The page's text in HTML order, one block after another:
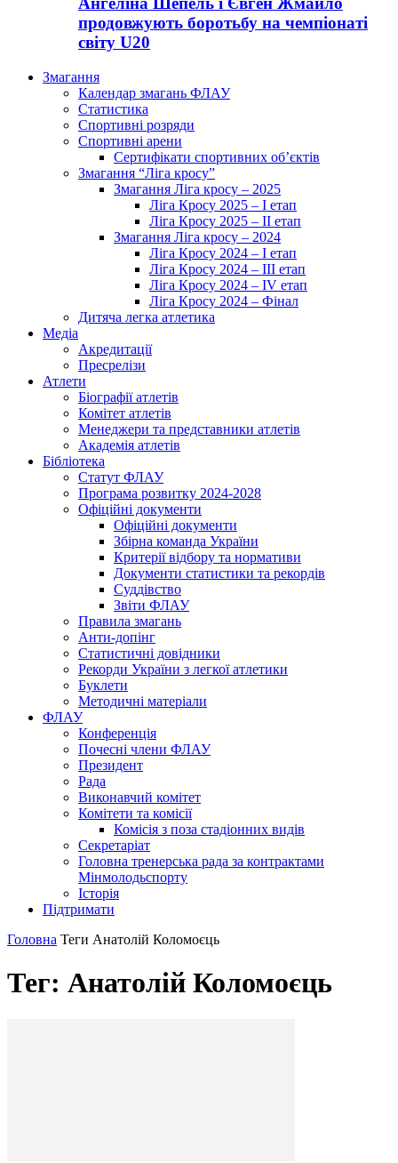
продовжують боротьбу на чемпіонаті
світу U20
Змагання
Календар змагань ФЛАУ
Статистика
Спортивні розряди
Спортивні арени
Сертифікати спортивних об’єктів
Змагання “Ліга кросу”
Змагання Ліга кросу – 2025
Ліга Кросу 2025 – I етап
Ліга Кросу 2025 – II етап
Змагання Ліга кросу – 2024
Ліга Кросу 2024 – I етап
Ліга Кросу 2024 – III етап
Ліга Кросу 2024 – IV етап
Ліга Кросу 2024 – Фінал
Дитяча легка атлетика
Медіа
Акредитації
Пресрелізи
Атлети
Біографії атлетів
Комітет атлетів
Менеджери та представники атлетів
Академія атлетів
Бібліотека
Статут ФЛАУ
Програма розвитку 2024-2028
Офіційні документи
Офіційні документи
Збірна команда України
Критерії відбору та нормативи
Документи статистики та рекордів
Суддівство
Звіти ФЛАУ
Правила змагань
Анти-допінг
Статистичні довідники
Рекорди України з легкої атлетики
Буклети
Методичні матеріали
ФЛАУ
Конференція
Почесні члени ФЛАУ
Президент
Рада
Виконавчий комітет
Комітети та комісії
Комісія з поза стадіонних видів
Секретаріат
Головна тренерська рада за контрактами
Мінмолодьспорту
Історія
Підтримати
Головна Теги Анатолій Коломоєць
Тег: Анатолій Коломоєць